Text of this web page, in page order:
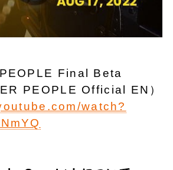
Final Beta
PEOPLE Official EN）
watch?